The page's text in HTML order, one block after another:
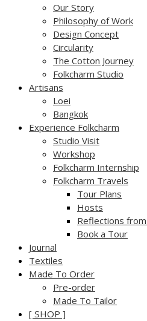
Our Story
Philosophy of Work
Design Concept
Circularity
The Cotton Journey
Folkcharm Studio
Artisans
Loei
Bangkok
Experience Folkcharm
Studio Visit
Workshop
Folkcharm Internship
Folkcharm Travels
Tour Plans
Hosts
Reflections
Book a Tour
Journal
Textiles
Made To Order
Pre-order
Made To Tailor
[ SHOP ]